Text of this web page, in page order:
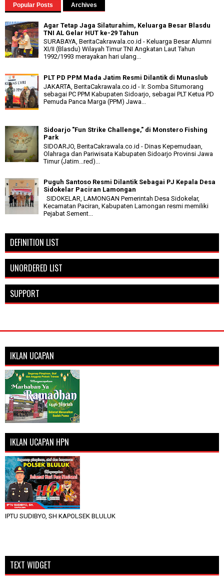
Popular Posts Archives
Agar Tetap Jaga Silaturahim, Keluarga Besar Blasdu
TNI AL Gelar HUT ke-29 Tahun
SURABAYA, BeritaCakrawala.co.id - Keluarga Besar Alumni
XI/II (Blasdu) Wilayah Timur TNI Angkatan Laut Tahun
1992/1993 merayakan hari ulang...
PLT PD PPM Mada Jatim Resmi Dilantik di Munaslub
JAKARTA, BeritaCakrawala.co.id - Ir. Somba Situmorang
sebagai PC PPM Kabupaten Sidoarjo, sebagai PLT Ketua PD
Pemuda Panca Marga (PPM) Jawa...
Sidoarjo "Fun Strike Challenge," di Monstero Fishing
Park
SIDOARJO, BeritaCakrawala.co.id - Dinas Kepemudaan,
Olahraga dan Pariwisata Kabupaten Sidoarjo Provinsi Jawa
Timur (Jatim...red)...
Puguh Santoso Resmi Dilantik Sebagai PJ Kepala Desa
Sidokelar Paciran Lamongan
SIDOKELAR, LAMONGAN Pemerintah Desa Sidokelar,
Kecamatan Paciran, Kabupaten Lamongan resmi memiliki
Pejabat Sement...
DEFINITION LIST
UNORDERED LIST
SUPPORT
IKLAN UCAPAN
IKLAN UCAPAN HPN
IPTU SUDIBYO, SH KAPOLSEK BLULUK
TEXT WIDGET